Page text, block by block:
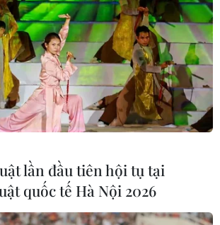
lần đầu tiên hội tụ tại
quốc tế Hà Nội 2026